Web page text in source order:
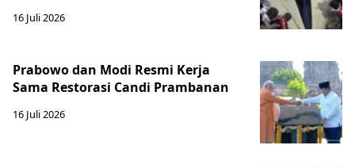
16 Juli 2026
Prabowo dan Modi Resmi Kerja
Sama Restorasi Candi Prambanan
16 Juli 2026